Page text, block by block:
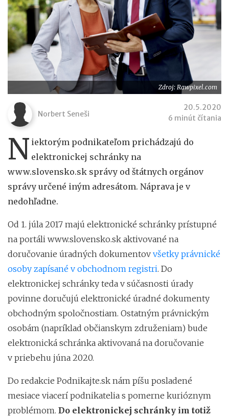
Zdroj: Rawpixel.com
Norbert Seneši
20.5.2020
6 minút čítania
N iektorým podnikateľom prichádzajú do
elektronickej schránky na
www.slovensko.sk správy od štátnych orgánov
správy určené iným adresátom. Náprava je v
nedohľadne.
Od 1. júla 2017 majú elektronické schránky prístupné
na portáli www.slovensko.sk aktivované na
doručovanie úradných dokumentov všetky právnické
osoby zapísané v obchodnom registri. Do
elektronickej schránky teda v súčasnosti úrady
povinne doručujú elektronické úradné dokumenty
obchodným spoločnostiam. Ostatným právnickým
osobám (napríklad občianskym združeniam) bude
elektronická schránka aktivovaná na doručovanie
v priebehu júna 2020.
Do redakcie Podnikajte.sk nám píšu posladené
mesiace viacerí podnikatelia s pomerne kurióznym
problémom. Do elektronickej schránky im totiž